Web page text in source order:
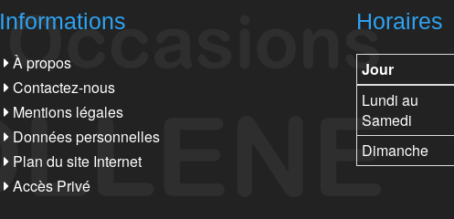
Informations
À propos
Contactez-nous
Mentions légales
Données personnelles
Plan du site Internet
Accès Privé
Horaires
Jour
Lundi au
Samedi
Dimanche